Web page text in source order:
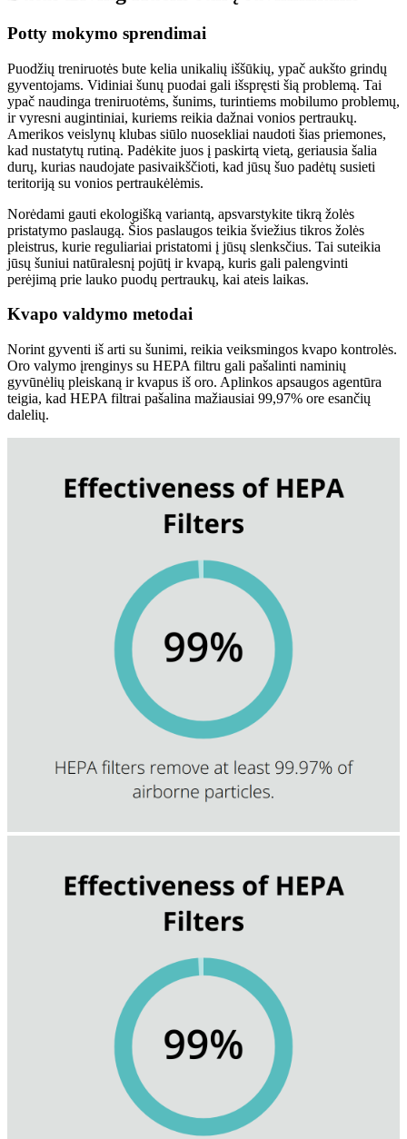
Potty mokymo sprendimai
Puodžių treniruotės bute kelia unikalių iššūkių, ypač aukšto grindų
gyventojams. Vidiniai šunų puodai gali išspręsti šią problemą. Tai
ypač naudinga treniruotėms, šunims, turintiems mobilumo problemų,
ir vyresni augintiniai, kuriems reikia dažnai vonios pertraukų.
Amerikos veislynų klubas siūlo nuosekliai naudoti šias priemones,
kad nustatytų rutiną. Padėkite juos į paskirtą vietą, geriausia šalia
durų, kurias naudojate pasivaikščioti, kad jūsų šuo padėtų susieti
teritoriją su vonios pertraukėlėmis.
Norėdami gauti ekologišką variantą, apsvarstykite tikrą žolės
pristatymo paslaugą. Šios paslaugos teikia šviežius tikros žolės
pleistrus, kurie reguliariai pristatomi į jūsų slenksčius. Tai suteikia
jūsų šuniui natūralesnį pojūtį ir kvapą, kuris gali palengvinti
perėjimą prie lauko puodų pertraukų, kai ateis laikas.
Kvapo valdymo metodai
Norint gyventi iš arti su šunimi, reikia veiksmingos kvapo kontrolės.
Oro valymo įrenginys su HEPA filtru gali pašalinti naminių
gyvūnėlių pleiskaną ir kvapus iš oro. Aplinkos apsaugos agentūra
teigia, kad HEPA filtrai pašalina mažiausiai 99,97% ore esančių
dalelių.